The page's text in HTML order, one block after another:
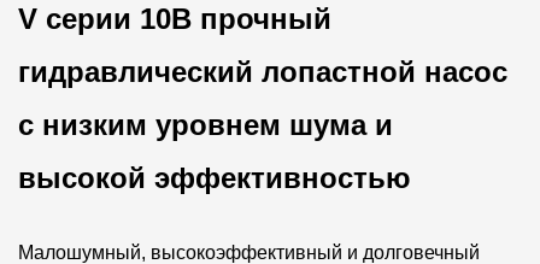
V серии 10В прочный
гидравлический лопастной насос
с низким уровнем шума и
высокой эффективностью
Малошумный, высокоэффективный и долговечный